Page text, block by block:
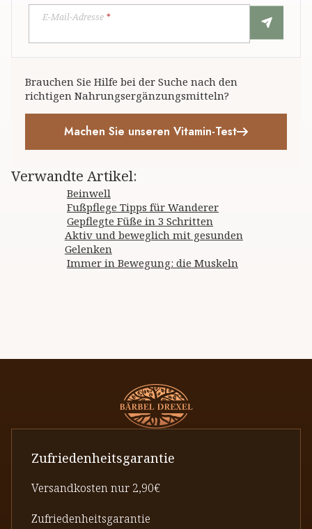
E-Mail-Adresse *
Brauchen Sie Hilfe bei der Suche nach den
richtigen Nahrungsergänzungsmitteln?
Machen Sie unseren Vitamin-Test
Verwandte Artikel:
Beinwell
Fußpflege Tipps für Wanderer
Gepflegte Füße in 3 Schritten
Aktiv und beweglich mit gesunden
Gelenken
Immer in Bewegung: die Muskeln
Zufriedenheitsgarantie
Versandkosten nur 2,90€
Zufriedenheitsgarantie